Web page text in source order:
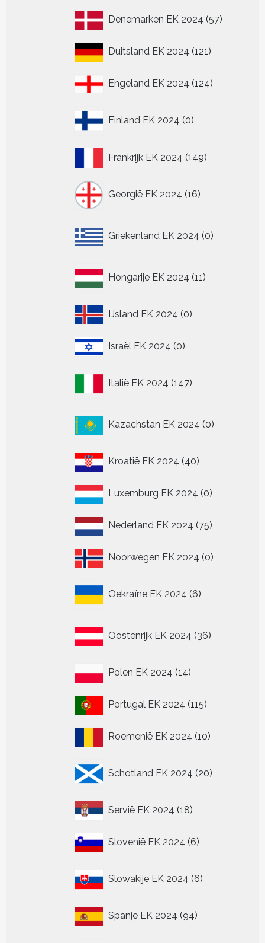
Denemarken EK 2024 5757
Duitsland EK 2024 121121
Engeland EK 2024 124124
Finland EK 2024 0
producten
Frankrijk EK 2024 149149
Georgië EK 2024 16
producten
Griekenland EK 2024 0
producten
Hongarije EK 2024 11
producten
IJsland EK 2024 00
Israël EK 2024 00
Italië EK 2024 147
producten
Kazachstan EK 2024 0
producten
Kroatië EK 2024 4040
Luxemburg EK 2024 00
Nederland EK 2024 7575
Noorwegen EK 2024 00
Oekraïne EK 2024 6
producten
Oostenrijk EK 2024 36
producten
Polen EK 2024 1414
Portugal EK 2024 115115
Roemenië EK 2024 1010
Schotland EK 2024 20
producten
Servië EK 2024 1818
Slovenië EK 2024 66
Slowakije EK 2024 6
producten
Spanje EK 2024 9494